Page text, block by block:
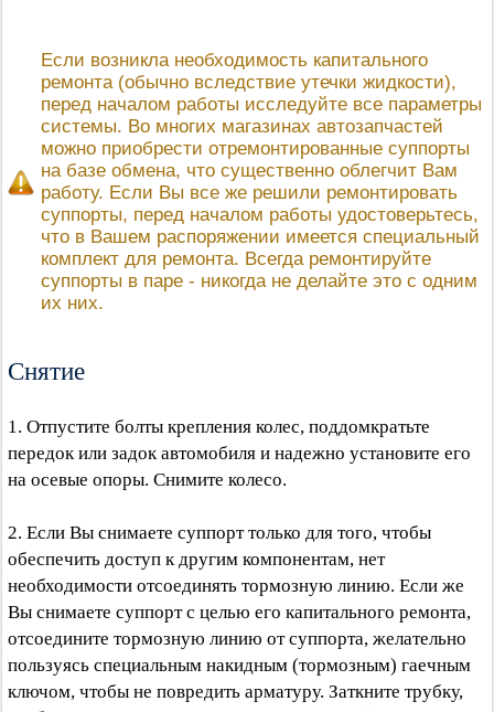
Если возникла необходимость капитального
ремонта (обычно вследствие утечки жидкости),
перед началом работы исследуйте все параметры
системы. Во многих магазинах автозапчастей
можно приобрести отремонтированные суппорты
на базе обмена, что существенно облегчит Вам
работу. Если Вы все же решили ремонтировать
суппорты, перед началом работы удостоверьтесь,
что в Вашем распоряжении имеется специальный
комплект для ремонта. Всегда ремонтируйте
суппорты в паре - никогда не делайте это с одним
их них.
Снятие
1. Отпустите болты крепления колес, поддомкратьте
передок или задок автомобиля и надежно установите его
на осевые опоры. Снимите колесо.
2. Если Вы снимаете суппорт только для того, чтобы
обеспечить доступ к другим компонентам, нет
необходимости отсоединять тормозную линию. Если же
Вы снимаете суппорт с целью его капитального ремонта,
отсоедините тормозную линию от суппорта, желательно
пользуясь специальным накидным (тормозным) гаечным
ключом, чтобы не повредить арматуру. Заткните трубку,